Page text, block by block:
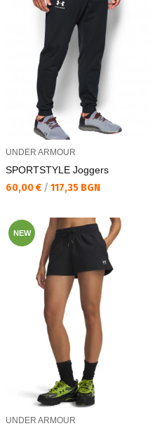
UNDER ARMOUR
SPORTSTYLE Joggers
Текуща цена:
60,00 € / 117,35 BGN
NEW
UNDER ARMOUR